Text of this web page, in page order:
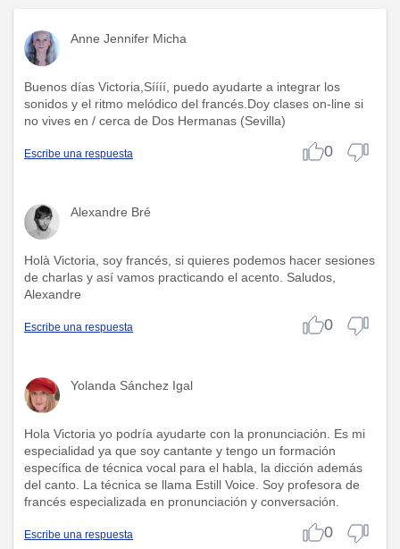
Anne Jennifer Micha
Buenos días Victoria,Síííí, puedo ayudarte a integrar los
sonidos y el ritmo melódico del francés.Doy clases on-line si
no vives en / cerca de Dos Hermanas (Sevilla)
Escribe una respuesta 0
Alexandre Bré
Holà Victoria, soy francés, si quieres podemos hacer sesiones
de charlas y así vamos practicando el acento. Saludos,
Alexandre
Escribe una respuesta 0
Yolanda Sánchez Igal
Hola Victoria yo podría ayudarte con la pronunciación. Es mi
especialidad ya que soy cantante y tengo un formación
específica de técnica vocal para el habla, la dicción además
del canto. La técnica se llama Estill Voice. Soy profesora de
francés especializada en pronunciación y conversación.
Escribe una respuesta 0